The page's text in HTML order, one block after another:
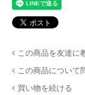
この商品を友達に
この商品について
買い物を続ける